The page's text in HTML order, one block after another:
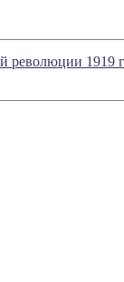
революции 1919